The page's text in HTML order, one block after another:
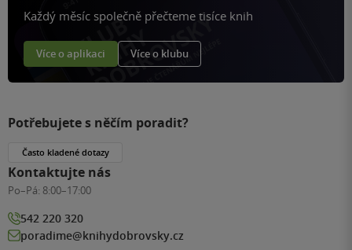
Každý měsíc společně přečteme tisíce knih
Více o aplikaci Více o klubu
Potřebujete s něčím poradit?
Často kladené dotazy
Kontaktujte nás
Po–Pá: 8:00–17:00
542 220 320
poradime@knihydobrovsky.cz